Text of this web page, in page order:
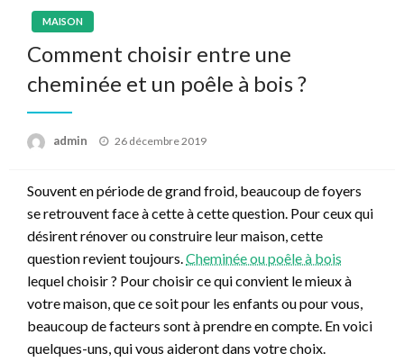
MAISON
Comment choisir entre une
cheminée et un poêle à bois ?
admin
Posted
26 décembre 2019
Souvent en période de grand froid, beaucoup de foyers
se retrouvent face à cette à cette question. Pour ceux qui
désirent rénover ou construire leur maison, cette
question revient toujours.Cheminée ou poêle à bois
lequel choisir ? Pour choisir ce qui convient le mieux à
votre maison, que ce soit pour les enfants ou pour vous,
beaucoup de facteurs sont à prendre en compte. En voici
quelques-uns, qui vous aideront dans votre choix.